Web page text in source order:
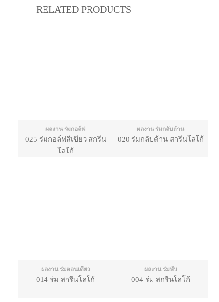
RELATED PRODUCTS
ผลงาน ร่มกอล์ฟ
025 ร่มกอล์ฟสีเขียว สกรีน
โลโก้
ผลงาน ร่มกลับด้าน
020 ร่มกลับด้าน สกรีนโลโก้
ผลงาน ร่มตอนเดียว
014 ร่ม สกรีนโลโก้
ผลงาน ร่มพับ
004 ร่ม สกรีนโลโก้